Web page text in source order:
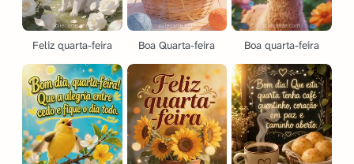
Feliz quarta-feira Boa Quarta-feira Boa quarta-feira